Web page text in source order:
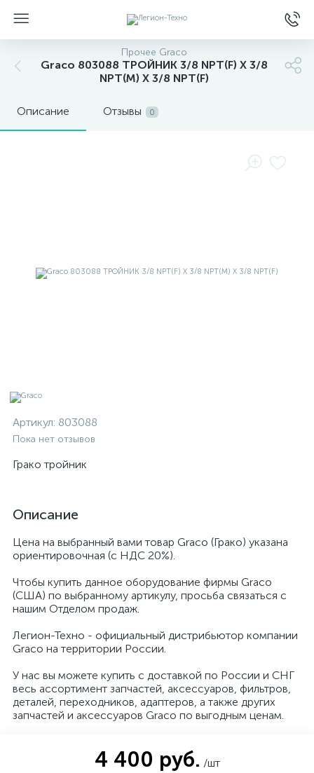
Прочее Graco
Graco 803088 ТРОЙНИК 3/8 NPT(F) X 3/8
NPT(M) X 3/8 NPT(F)
Описание Отзывы 0
Артикул: 803088
Пока нет отзывов
Грако тройник
Описание
Цена на выбранный вами товар Graco (Грако) указана
ориентировочная (с НДС 20%).
Чтобы купить данное оборудование фирмы Graco
(США) по выбранному артикулу, просьба связаться с
нашим Отделом продаж.
Легион-Техно - официальный дистрибьютор компании
Graco на территории России.
У нас вы можете купить с доставкой по России и СНГ
весь ассортимент запчастей, аксессуаров, фильтров,
деталей, переходников, адаптеров, а также других
запчастей и аксессуаров Graco по выгодным ценам.
4 400 руб. /шт